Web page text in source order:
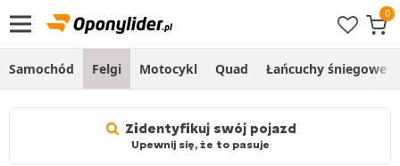
Samochód Felgi Motocykl Quad Łańcuchy śniegowe
Zidentyfikuj swój pojazd
Upewnij się, że to pasuje